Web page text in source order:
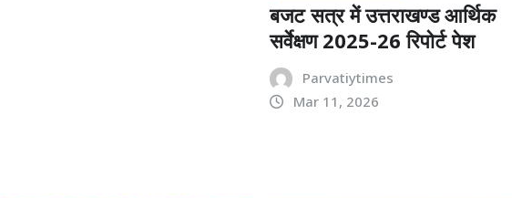
बजट सत्र में उत्तराखण्ड आर्थिक
सर्वेक्षण 2025-26 रिपोर्ट पेश
Parvatiytimes
Mar 11, 2026